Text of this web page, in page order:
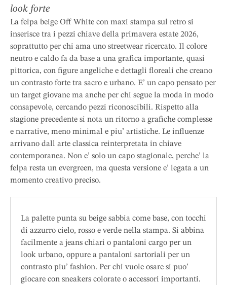
look forte
La felpa beige Off White con maxi stampa sul retro si
inserisce tra i pezzi chiave della primavera estate 2026,
soprattutto per chi ama uno streetwear ricercato. Il colore
neutro e caldo fa da base a una grafica importante, quasi
pittorica, con figure angeliche e dettagli floreali che creano
un contrasto forte tra sacro e urbano. E’ un capo pensato per
un target giovane ma anche per chi segue la moda in modo
consapevole, cercando pezzi riconoscibili. Rispetto alla
stagione precedente si nota un ritorno a grafiche complesse
e narrative, meno minimal e piu’ artistiche. Le influenze
arrivano dall arte classica reinterpretata in chiave
contemporanea. Non e’ solo un capo stagionale, perche’ la
felpa resta un evergreen, ma questa versione e’ legata a un
momento creativo preciso.
La palette punta su beige sabbia come base, con tocchi
di azzurro cielo, rosso e verde nella stampa. Si abbina
facilmente a jeans chiari o pantaloni cargo per un
look urbano, oppure a pantaloni sartoriali per un
contrasto piu’ fashion. Per chi vuole osare si puo’
giocare con sneakers colorate o accessori importanti.